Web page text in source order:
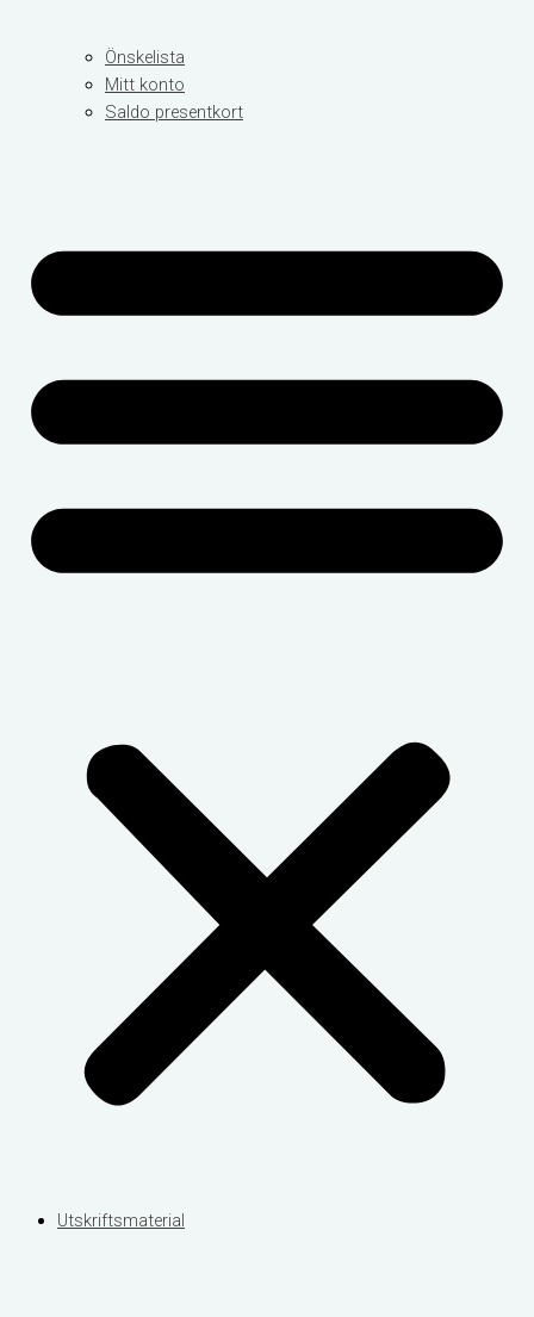
Önskelista
Mitt konto
Saldo presentkort
Utskriftsmaterial